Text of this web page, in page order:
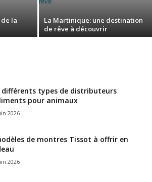
la
La Martinique: une destination
de rêve à découvrir
différents types de distributeurs
pour animaux
2026
de montres Tissot à offrir en
2026